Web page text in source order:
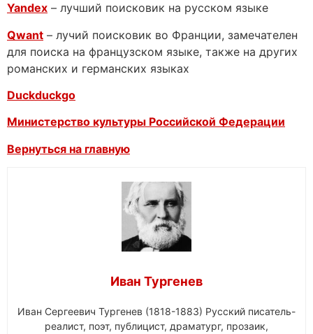
Yandex – лучший поисковик на русском языке
Qwant – лучий поисковик во Франции, замечателен
для поиска на французском языке, также на других
романских и германских языках
Duckduckgo
Министерство культуры Российской Федерации
Вернуться на главную
Иван Тургенев
Иван Сергеевич Тургенев (1818-1883) Русский писатель-
реалист, поэт, публицист, драматург, прозаик,